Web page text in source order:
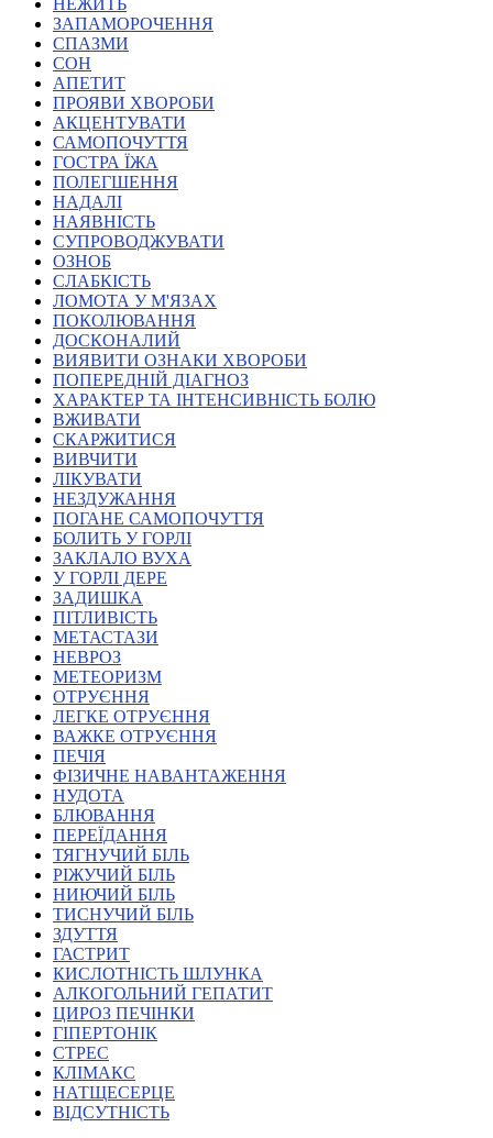
Правознавство
Реєстр перекладачів жестової мови Українського
товариства глухих
Підготовка перекладачів
"Сервіс УТОГ"
Атестація
Безбар'єрність для глухих
Волинська область
Дніпропетровська область
Донецька область
Житомирська область
Закарпатська область
Запорізька область
Івано-Франківська область
Київ
Київська область
Миколаївська область
Одеська область
Полтавська область
Рівненська область
Сумська область
Тернопільська область
Херсонська область
Хмельницька область
Черкаська область
Чернігівська область
Особи відповідальні за контактування з
питань укладення договорів
Вивчаємо жестову мову
Дитяча сторінка
Новини про жестову мову
Ресурс для вивчення жестових мов різних країн
ЦУЖМ
Проєкт "Жестова мова для поліцейських"
Про шахрайські схеми
ВІКТОРИНА
На допомогу військовим
Медична термінологія жестовою мовою
НЕЖИТЬ
ЗАПАМОРОЧЕННЯ
СПАЗМИ
СОН
АПЕТИТ
ПРОЯВИ ХВОРОБИ
АКЦЕНТУВАТИ
САМОПОЧУТТЯ
ГОСТРА ЇЖА
ПОЛЕГШЕННЯ
НАДАЛІ
НАЯВНІСТЬ
СУПРОВОДЖУВАТИ
ОЗНОБ
СЛАБКІСТЬ
ЛОМОТА У М'ЯЗАХ
ПОКОЛЮВАННЯ
ДОСКОНАЛИЙ
ВИЯВИТИ ОЗНАКИ ХВОРОБИ
ПОПЕРЕДНІЙ ДІАГНОЗ
ХАРАКТЕР ТА ІНТЕНСИВНІСТЬ БОЛЮ
ВЖИВАТИ
СКАРЖИТИСЯ
ВИВЧИТИ
ЛІКУВАТИ
НЕЗДУЖАННЯ
ПОГАНЕ САМОПОЧУТТЯ
БОЛИТЬ У ГОРЛІ
ЗАКЛАЛО ВУХА
У ГОРЛІ ДЕРЕ
ЗАДИШКА
ПІТЛИВІСТЬ
МЕТАСТАЗИ
НЕВРОЗ
МЕТЕОРИЗМ
ОТРУЄННЯ
ЛЕГКЕ ОТРУЄННЯ
ВАЖКЕ ОТРУЄННЯ
ПЕЧІЯ
ФІЗИЧНЕ НАВАНТАЖЕННЯ
НУДОТА
БЛЮВАННЯ
ПЕРЕЇДАННЯ
ТЯГНУЧИЙ БІЛЬ
РІЖУЧИЙ БІЛЬ
НИЮЧИЙ БІЛЬ
ТИСНУЧИЙ БІЛЬ
ЗДУТТЯ
ГАСТРИТ
КИСЛОТНІСТЬ ШЛУНКА
АЛКОГОЛЬНИЙ ГЕПАТИТ
ЦИРОЗ ПЕЧІНКИ
ГІПЕРТОНІК
СТРЕС
КЛІМАКС
НАТЩЕСЕРЦЕ
ВІДСУТНІСТЬ